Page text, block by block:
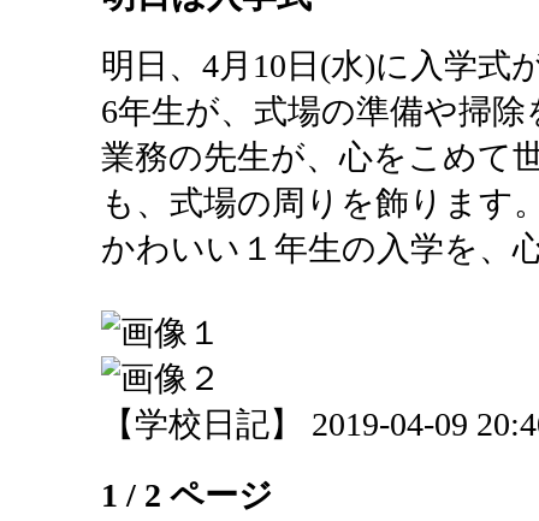
明日、4月10日(水)に入学式
6年生が、式場の準備や掃
業務の先生が、心をこめて
も、式場の周りを飾ります
かわいい１年生の入学を、
【学校日記】 2019-04-09
1 / 2 ページ